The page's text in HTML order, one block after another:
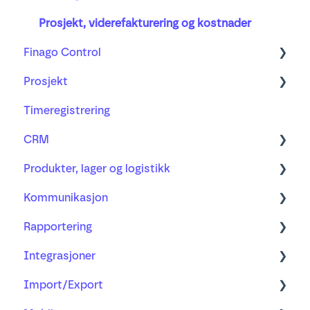
Prosjekt, viderefakturering og kostnader
Finago Control
Lær mer om
Ofte stilte spørsmål
Regnskapsbyrå og regnskapsfører
Timeføring og lønn
Samarbeid med kunde
Oversikt
Risikovurderinger
Prosjekt
Prosjekt
Viderefakturering
Timeregistrering
CRM
Kunder og leverandører
Kontakter
Annet
Produkter, lager og logistikk
Produkter
Lager og logistikk
Kommunikasjon
E-post
Filer
Kalender
Rapportering
Prosjekt
Regnskap
Integrasjoner
Våre integrasjoner
Import/Export